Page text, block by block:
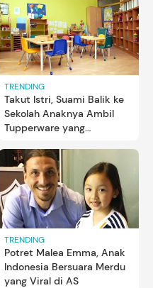
TRENDING
Takut Istri, Suami Balik ke
Sekolah Anaknya Ambil
Tupperware yang
TRENDING
Potret Malea Emma, Anak
Indonesia Bersuara Merdu
yang Viral di AS